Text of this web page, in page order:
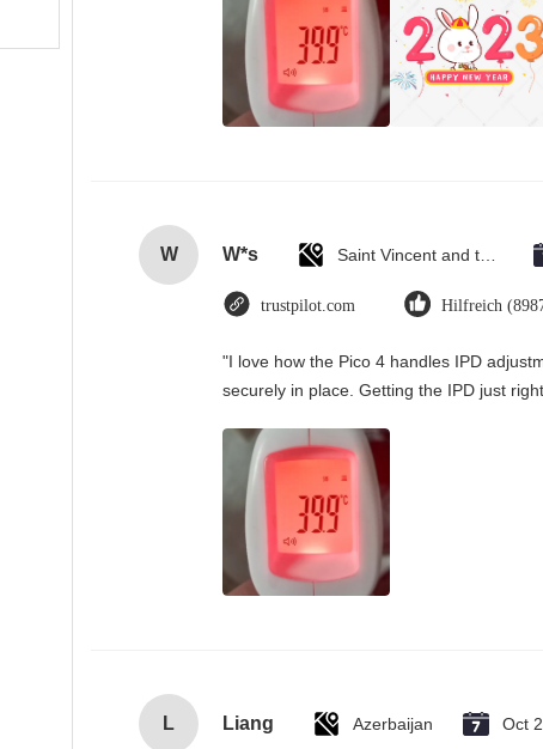
W W*s
trustpilot.com Hilfreich
"I love how the Pico 4 handles IPD
securely in place. Getting the IPD just
L Liang Azerbaijan Oct